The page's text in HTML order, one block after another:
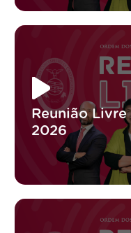
Reunião Livre
2026